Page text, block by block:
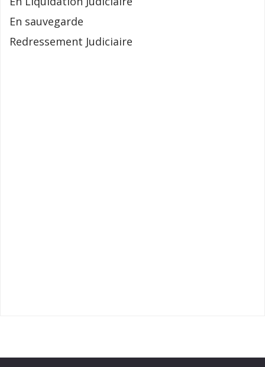
En sauvegarde
Redressement Judiciaire